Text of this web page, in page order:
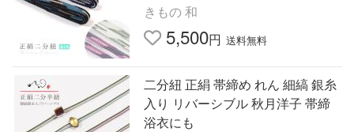
きもの 和
5,500円 送料無料
二分紐 正絹 帯締め れん 細縞 銀糸
入り リバーシブル 秋月洋子 帯締
浴衣にも